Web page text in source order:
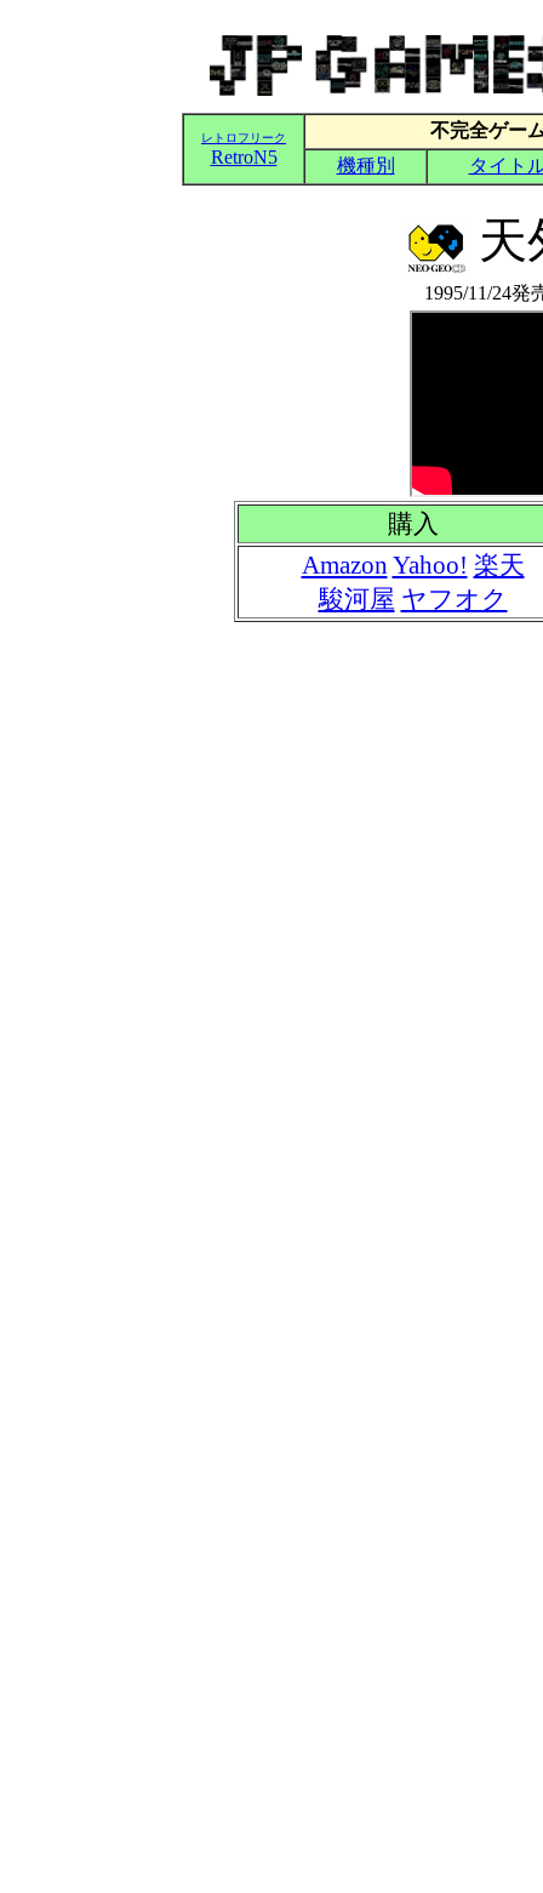
天
1995/11/24
購入
Amazon Yahoo! 楽天
駿河屋 ヤフオク